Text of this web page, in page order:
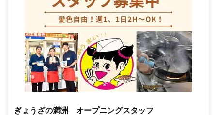
ぎょうざの満洲 オープニングスタッフ